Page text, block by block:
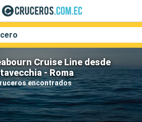
Cruise Line desde
- Roma
encontrados